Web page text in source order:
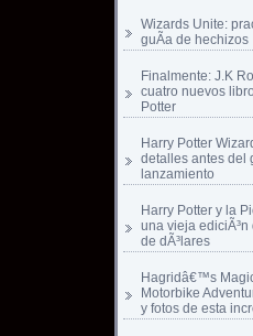
Wizards Unite:
guÃ­a de hechizos
Finalmente: J.K
cuatro nuevos
Potter
Harry Potter
detalles antes del
lanzamiento
Harry Potter y la
una vieja
de dÃ³lares
Hagridâ€™s
Motorbike
y fotos de esta